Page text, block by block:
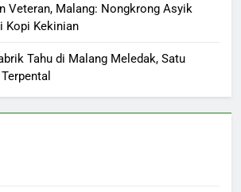
Veteran, Malang: Nongkrong Asyik
Kopi Kekinian
Tahu di Malang Meledak, Satu